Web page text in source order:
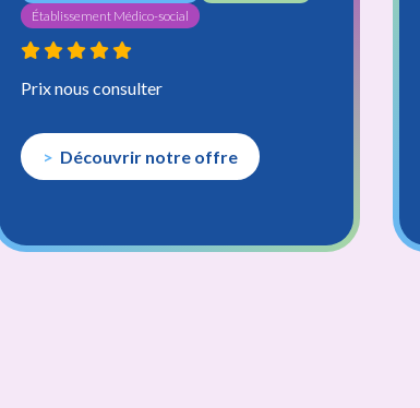
Établissement Médico-social
Prix nous consulter
Découvrir notre offre